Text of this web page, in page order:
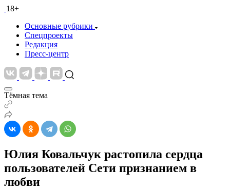
18+
Основные рубрики
Спецпроекты
Редакция
Пресс-центр
Тёмная тема
Юлия Ковальчук растопила сердца
пользователей Сети признанием в
любви